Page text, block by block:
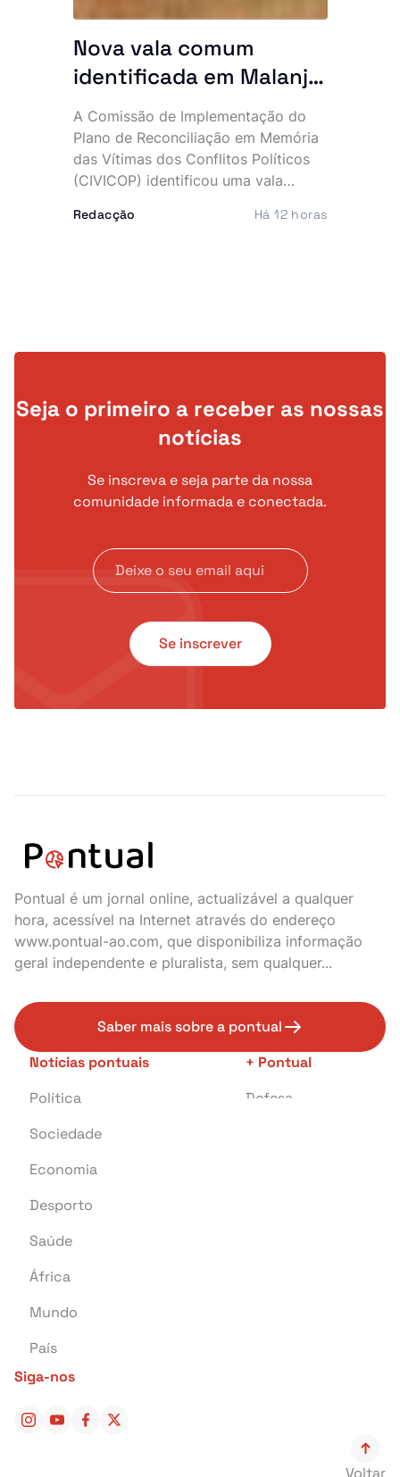
Nova vala comum
identificada em Malanje
com 41 corpos
A Comissão de Implementação do
Plano de Reconciliação em Memória
das Vítimas dos Conflitos Políticos
(CIVICOP) identificou uma vala
de Quirima, província de Malanje,
Redacção Há 12 horas
Seja o primeiro a receber as nossas
notícias
Se inscreva e seja parte da nossa
comunidade informada e conectada.
Se inscrever
Pontual é um jornal online, actualizável a qualquer
hora, acessível na Internet através do endereço
www.pontual-ao.com, que disponibiliza informação
geral independente e pluralista, sem qualquer...
Saber mais sobre a pontual
Notícias pontuais
Política
Sociedade
Economia
Desporto
Saúde
África
Mundo
País
+ Pontual
Defesa
Siga-nos
Voltar